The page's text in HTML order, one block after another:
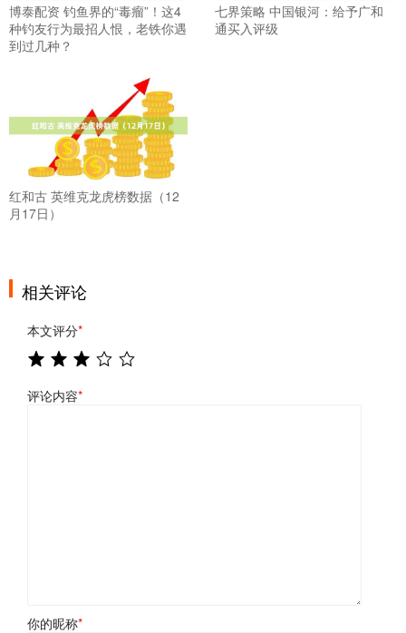
博泰配资 钓鱼界的“毒瘤”！这4
种钓友行为最招人恨，老铁你遇
到过几种？
七界策略 中国银河：给予广和
通买入评级
红和古 英维克龙虎榜数据（12
月17日）
相关评论
本文评分*
评论内容*
你的昵称*